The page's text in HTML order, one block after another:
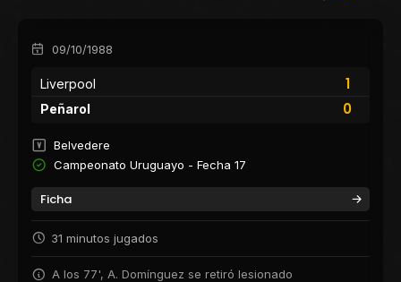
09/10/1988
Liverpool
1
0
Peñarol
Belvedere
Campeonato Uruguayo - Fecha 17
Ficha
31 minutos jugados
A los 77', A. Domínguez se retiró lesionado